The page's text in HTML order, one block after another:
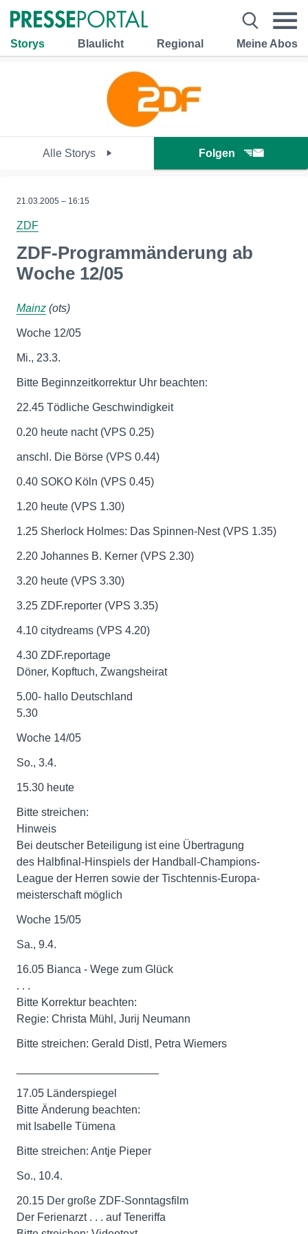
Storys Blaulicht Regional Meine Abos
Alle Storys Folgen
21.03.2005 – 16:15
ZDF
ZDF-Programmänderung ab
Woche 12/05
Mainz (ots)
Woche 12/05
Mi., 23.3.
Bitte Beginnzeitkorrektur Uhr beachten:
22.45 Tödliche Geschwindigkeit
0.20 heute nacht (VPS 0.25)
anschl. Die Börse (VPS 0.44)
0.40 SOKO Köln (VPS 0.45)
1.20 heute (VPS 1.30)
1.25 Sherlock Holmes: Das Spinnen-Nest (VPS 1.35)
2.20 Johannes B. Kerner (VPS 2.30)
3.20 heute (VPS 3.30)
3.25 ZDF.reporter (VPS 3.35)
4.10 citydreams (VPS 4.20)
4.30 ZDF.reportage
Döner, Kopftuch, Zwangsheirat
5.00- hallo Deutschland
5.30
Woche 14/05
So., 3.4.
15.30 heute
Bitte streichen:
Hinweis
Bei deutscher Beteiligung ist eine Übertragung
des Halbfinal-Hinspiels der Handball-Champions-
League der Herren sowie der Tischtennis-Europa-
meisterschaft möglich
Woche 15/05
Sa., 9.4.
16.05 Bianca - Wege zum Glück
. . .
Bitte Korrektur beachten:
Regie: Christa Mühl, Jurij Neumann
Bitte streichen: Gerald Distl, Petra Wiemers
17.05 Länderspiegel
Bitte Änderung beachten:
mit Isabelle Tümena
Bitte streichen: Antje Pieper
So., 10.4.
20.15 Der große ZDF-Sonntagsfilm
Der Ferienarzt . . . auf Teneriffa